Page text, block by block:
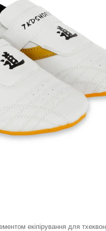
екіпірування для